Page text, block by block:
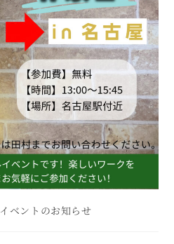
イベントのお知らせ